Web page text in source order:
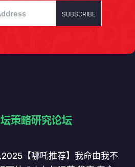
SUBSCRIBE
【哪吒推荐】我命由我不